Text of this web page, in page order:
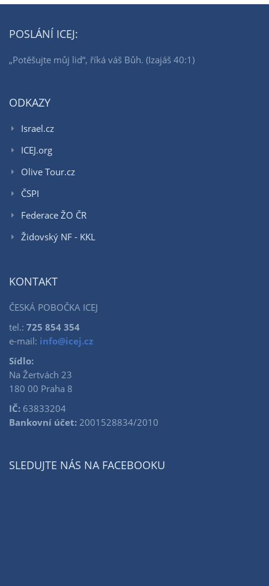
POSLÁNÍ ICEJ:
„Potěšujte můj lid“, říká váš Bůh. (Izajáš 40:1)
ODKAZY
Israel.cz
ICEJ.org
Olive Tour.cz
ČSPI
Federace ŽO ČR
Židovský NF - KKL
KONTAKT
ČESKÁ POBOČKA ICEJ
tel.: 725 854 354
e-mail: info@icej.cz
Sídlo:
Na Žertvách 23
180 00 Praha 8
IČ: 63833204
Bankovní účet: 2001528834/2010
SLEDUJTE NÁS NA FACEBOOKU